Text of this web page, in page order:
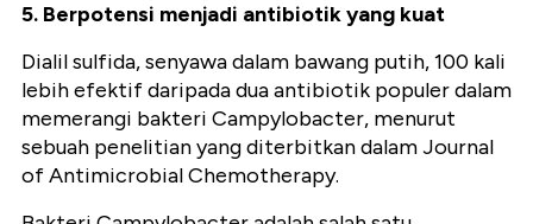
5. Berpotensi menjadi antibiotik yang kuat
Dialil sulfida, senyawa dalam bawang putih, 100 kali
lebih efektif daripada dua antibiotik populer dalam
memerangi bakteri Campylobacter, menurut
sebuah penelitian yang diterbitkan dalam Journal
of Antimicrobial Chemotherapy.